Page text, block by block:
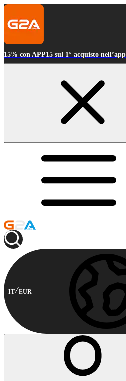
15% con APP15 sul 1° acquisto nell’app
IT EUR